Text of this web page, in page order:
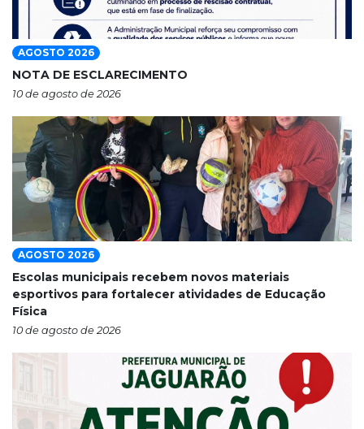
AGOSTO 2026
NOTA DE ESCLARECIMENTO
10 de agosto de 2026
AGOSTO 2026
Escolas municipais recebem novos materiais
esportivos para fortalecer atividades de Educação
Física
10 de agosto de 2026